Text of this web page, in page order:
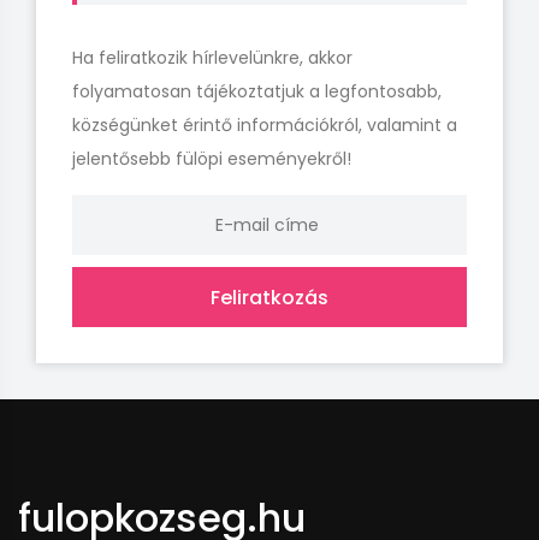
Ha feliratkozik hírlevelünkre, akkor
folyamatosan tájékoztatjuk a legfontosabb,
községünket érintő információkról, valamint a
jelentősebb fülöpi eseményekről!
Feliratkozás
fulopkozseg.hu